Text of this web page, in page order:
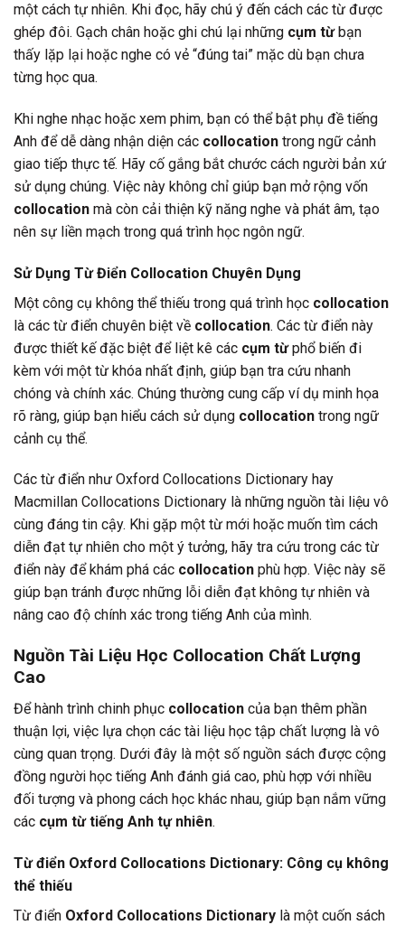
một cách tự nhiên. Khi đọc, hãy chú ý đến cách các từ được
ghép đôi. Gạch chân hoặc ghi chú lại những cụm từbạn
thấy lặp lại hoặc nghe có vẻ “đúng tai” mặc dù bạn chưa
từng học qua.
Khi nghe nhạc hoặc xem phim, bạn có thể bật phụ đề tiếng
Anh để dễ dàng nhận diện các collocation trong ngữ cảnh
giao tiếp thực tế. Hãy cố gắng bắt chước cách người bản xứ
sử dụng chúng. Việc này không chỉ giúp bạn mở rộng vốn
collocation mà còn cải thiện kỹ năng nghe và phát âm, tạo
nên sự liền mạch trong quá trình học ngôn ngữ.
Sử Dụng Từ Điển Collocation Chuyên Dụng
Một công cụ không thể thiếu trong quá trình học collocation
là các từ điển chuyên biệt về collocation. Các từ điển này
được thiết kế đặc biệt để liệt kê các cụm từphổ biến đi
kèm với một từ khóa nhất định, giúp bạn tra cứu nhanh
chóng và chính xác. Chúng thường cung cấp ví dụ minh họa
rõ ràng, giúp bạn hiểu cách sử dụng collocation trong ngữ
cảnh cụ thể.
Các từ điển như Oxford Collocations Dictionary hay
Macmillan Collocations Dictionary là những nguồn tài liệu vô
cùng đáng tin cậy. Khi gặp một từ mới hoặc muốn tìm cách
diễn đạt tự nhiên cho một ý tưởng, hãy tra cứu trong các từ
điển này để khám phá các collocation phù hợp. Việc này sẽ
giúp bạn tránh được những lỗi diễn đạt không tự nhiên và
nâng cao độ chính xác trong tiếng Anh của mình.
Nguồn Tài Liệu Học Collocation Chất Lượng
Cao
Để hành trình chinh phục collocation của bạn thêm phần
thuận lợi, việc lựa chọn các tài liệu học tập chất lượng là vô
cùng quan trọng. Dưới đây là một số nguồn sách được cộng
đồng người học tiếng Anh đánh giá cao, phù hợp với nhiều
đối tượng và phong cách học khác nhau, giúp bạn nắm vững
các cụm từ tiếng Anh tự nhiên.
Từ điển Oxford Collocations Dictionary: Công cụ không
thể thiếu
Từ điển Oxford Collocations Dictionary là một cuốn sách